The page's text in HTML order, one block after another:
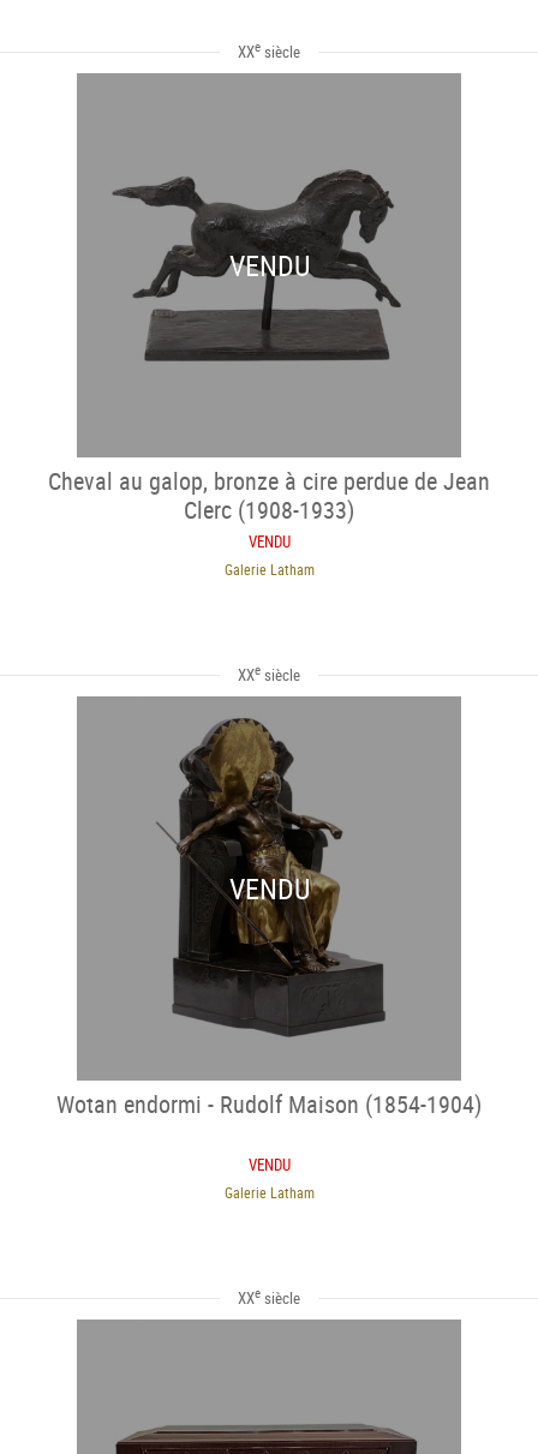
XXe siècle
VENDU
Cheval au galop, bronze à cire perdue de Jean
Clerc (1908-1933)
VENDU
Galerie Latham
XXe siècle
VENDU
Wotan endormi - Rudolf Maison (1854-1904)
VENDU
Galerie Latham
XXe siècle